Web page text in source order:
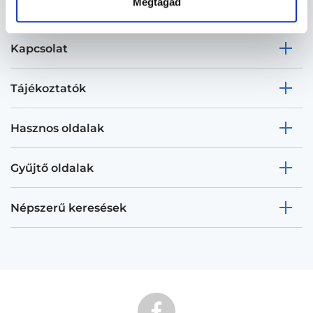
Kapcsolat
Tájékoztatók
Hasznos oldalak
Gyűjtő oldalak
Népszerű keresések